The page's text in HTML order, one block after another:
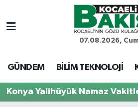
07.08.2026,
GÜNDEM BİLİM TEKNOLOJİ
Konya Yalihüyük Namaz
Kocaeli Nöbetçi Eczaneler
Kocaeli Hava Durumu
Kocaeli Trafik Yoğunluk